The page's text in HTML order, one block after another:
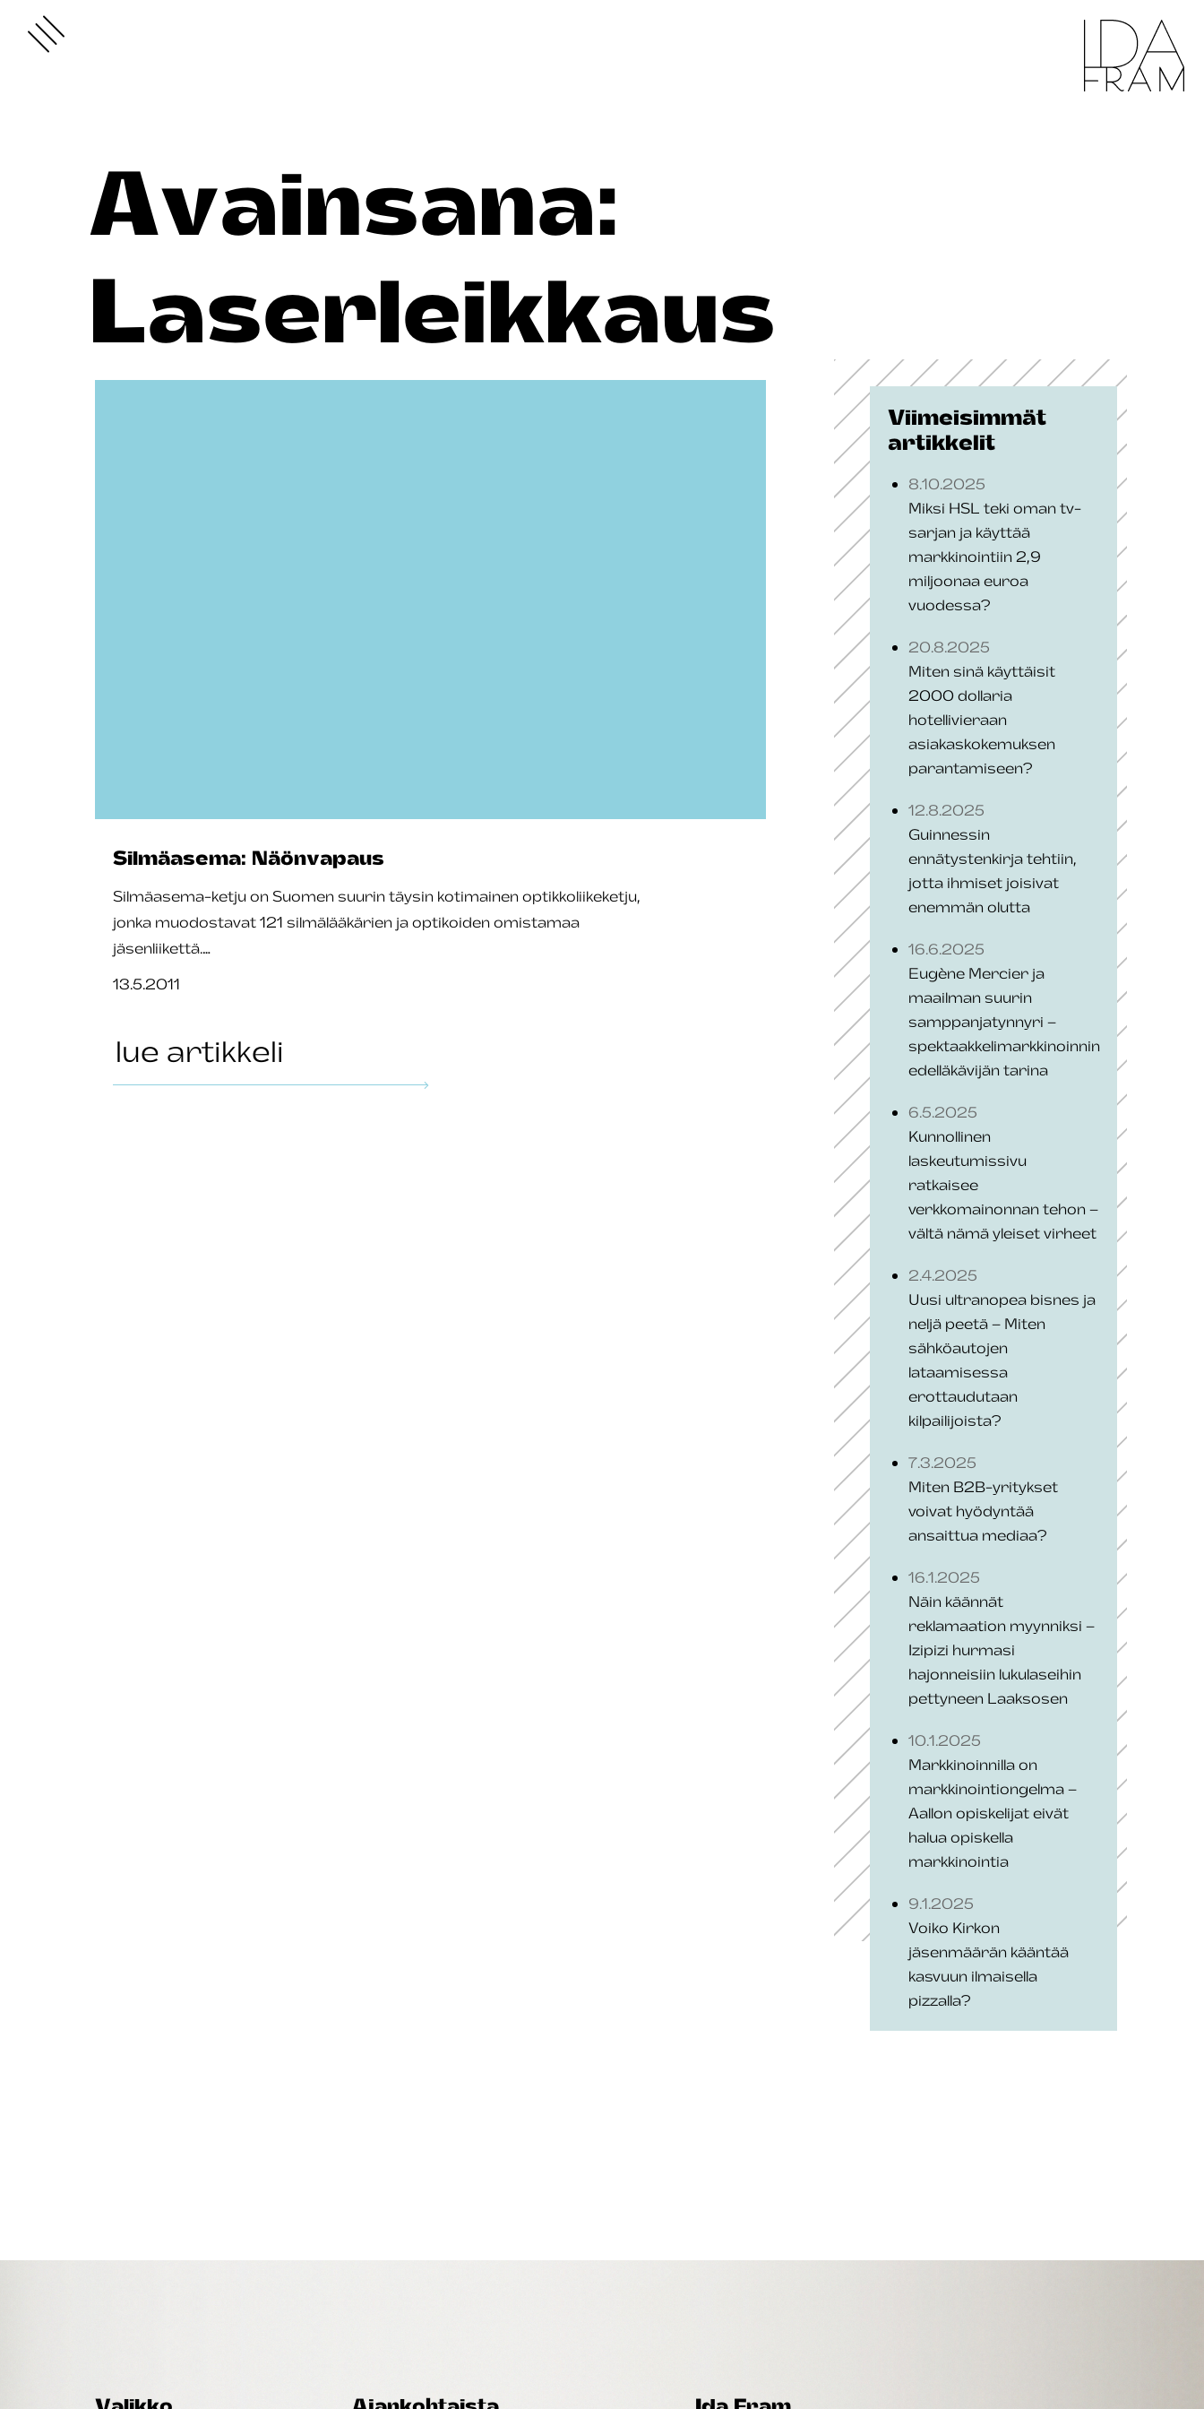
Avainsana:
Laserleikkaus
Silmäasema: Näönvapaus
Silmäasema-ketju on Suomen suurin täysin kotimainen optikkoliikeketju,
jonka muodostavat 121 silmälääkärien ja optikoiden omistamaa
jäsenliikettä.…
13.5.2011
lue artikkeli
Viimeisimmät
artikkelit
8.10.2025
Miksi HSL teki oman tv-
sarjan ja käyttää
markkinointiin 2,9
miljoonaa euroa
vuodessa?
20.8.2025
Miten sinä käyttäisit
2000 dollaria
hotellivieraan
asiakaskokemuksen
parantamiseen?
12.8.2025
Guinnessin
ennätystenkirja tehtiin,
jotta ihmiset joisivat
enemmän olutta
16.6.2025
Eugène Mercier ja
maailman suurin
samppanjatynnyri –
spektaakkelimarkkinoinnin
edelläkävijän tarina
6.5.2025
Kunnollinen
laskeutumissivu
ratkaisee
verkkomainonnan tehon –
vältä nämä yleiset virheet
2.4.2025
Uusi ultranopea bisnes ja
neljä peetä – Miten
sähköautojen
lataamisessa
erottaudutaan
kilpailijoista?
7.3.2025
Miten B2B-yritykset
voivat hyödyntää
ansaittua mediaa?
16.1.2025
Näin käännät
reklamaation myynniksi –
Izipizi hurmasi
hajonneisiin lukulaseihin
pettyneen Laaksosen
10.1.2025
Markkinoinnilla on
markkinointiongelma –
Aallon opiskelijat eivät
halua opiskella
markkinointia
9.1.2025
Voiko Kirkon
jäsenmäärän kääntää
kasvuun ilmaisella
pizzalla?